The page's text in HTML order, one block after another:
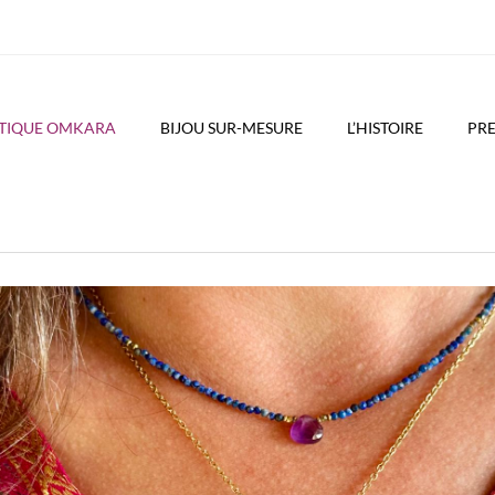
OMKARA BIJOU SUR-MESURE L’HISTOIRE